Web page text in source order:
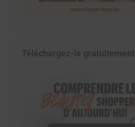
Téléchargez-le gratuitement